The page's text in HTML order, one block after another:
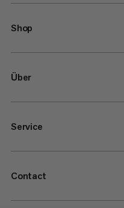
Shop
Über
Service
Contact